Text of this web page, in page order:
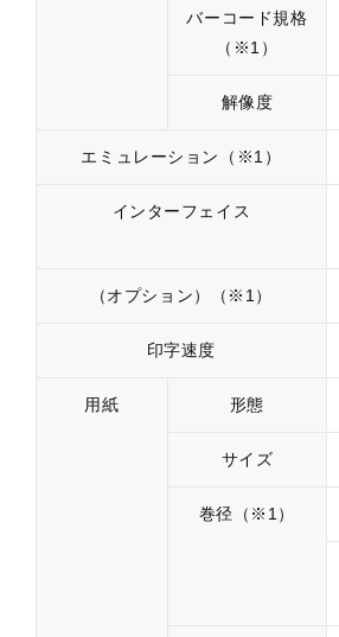
バーコード規格
（※1）
解像度
エミュレーション（※1）
インターフェイス
（オプション）（※1）
印字速度
用紙 形態
サイズ
巻径（※1）